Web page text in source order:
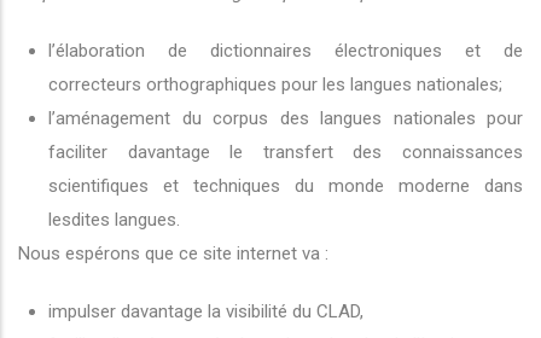
l’élaboration de dictionnaires électroniques et de
correcteurs orthographiques pour les langues nationales;
l’aménagement du corpus des langues nationales pour
faciliter davantage le transfert des connaissances
scientifiques et techniques du monde moderne dans
lesdites langues.
Nous espérons que ce site internet va :
impulser davantage la visibilité du CLAD,